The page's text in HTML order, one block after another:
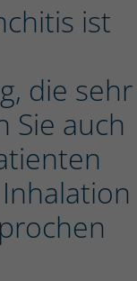
ist
die sehr
Sie auch